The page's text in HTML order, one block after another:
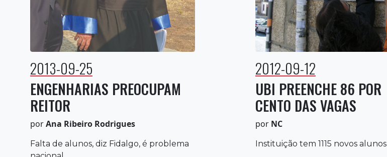
2013-09-25
ENGENHARIAS PREOCUPAM
REITOR
porAna Ribeiro Rodrigues
Falta de alunos, diz Fidalgo, é problema
2012-09-12
UBI PREENCHE 86 POR
CENTO DAS VAGAS
por NC
Instituição tem 1115 novos alunos